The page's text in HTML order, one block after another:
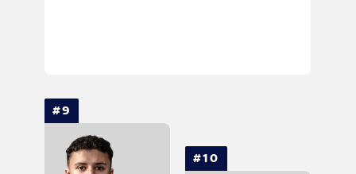
#9
#10